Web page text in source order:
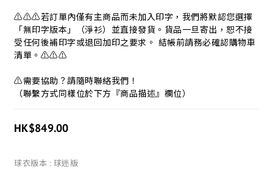
⚠️⚠️⚠️若訂單內僅有主商品而未加入印字，我們將默認您選擇
「無印字版本」（淨衫）並直接發貨。貨品一旦寄出，恕不接
受任何後補印字或退回加印之要求。 結帳前請務必確認購物車
清單。⚠️⚠️⚠️
⚠️需要協助？請隨時聯絡我們！
（聯繫方式同樣位於下方『商品描述』欄位）
HK$849.00
球衣版本 : 球迷版